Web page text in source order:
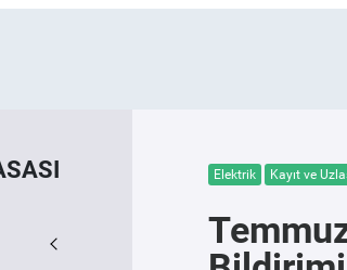
Elektrik Kayıt ve